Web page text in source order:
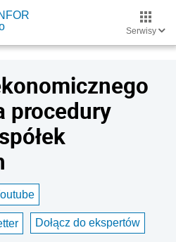
Serwisy
procedury
Dołącz do ekspertów